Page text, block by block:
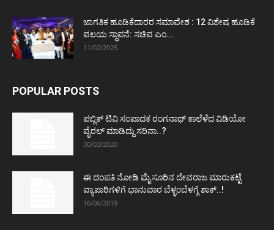
ಜಾಗತಿಕ ಹೂಡಿಕೆದಾರರ ಸಮಾವೇಶ : 12 ವಿಶೇಷ ಹೂಡಿಕೆ
ವಲಯ ಸ್ಥಾಪನೆ: ಸಚಿವ ಎಂ...
11/02/2025
POPULAR POSTS
ಪಬ್ಲಿಕ್ ಟಿವಿ ಸಂಪಾದಕ ರಂಗನಾಥ್ ಕಾಲೆಳೆದ ವಿಡಿಯೋ
ವೈರಲ್ ಮಾಡಿದ್ದು ಸರಿನಾ..?
30/03/2020
ಈ ದಂಪತಿ ನೋಡಿ ಮೈಸೂರಿನ ದೇವರಾಜ ಮಾರುಕಟ್ಟೆ
ವ್ಯಾಪಾರಿಗಳಿಗೆ ಭಾನುವಾರ ಬೆಳ್ಳಂಬೆಳಗ್ಗೆ ಶಾಕ್..!
16/06/2019